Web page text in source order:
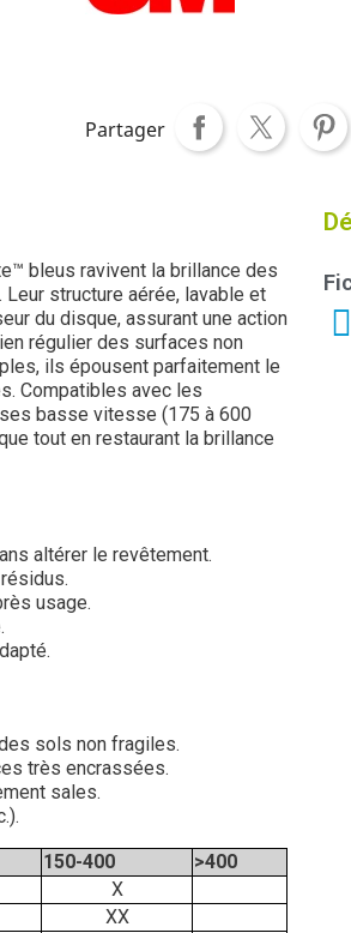
Partager
bleus ravivent la brillance des
structure aérée, lavable et
du disque, assurant une action
régulier des surfaces non
ils épousent parfaitement le
Compatibles avec les
basse vitesse (175 à 600
tout en restaurant la brillance
altérer le revêtement.
usage.
sols non fragiles.
très encrassées.
sales.
150-400
>400
X
XX